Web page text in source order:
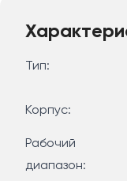
Тип:
Корпус:
Рабочий
диапазон: